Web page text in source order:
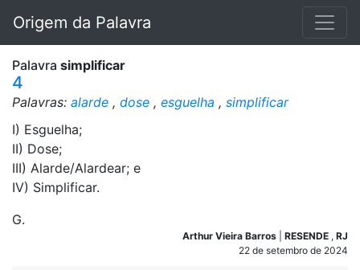
Origem da Palavra
Palavra simplificar
4
Palavras: alarde , dose , esguelha , simplificar
I) Esguelha;
II) Dose;
III) Alarde/Alardear; e
IV) Simplificar.
G.
Arthur Vieira Barros RESENDE , RJ
22 de setembro de 2024